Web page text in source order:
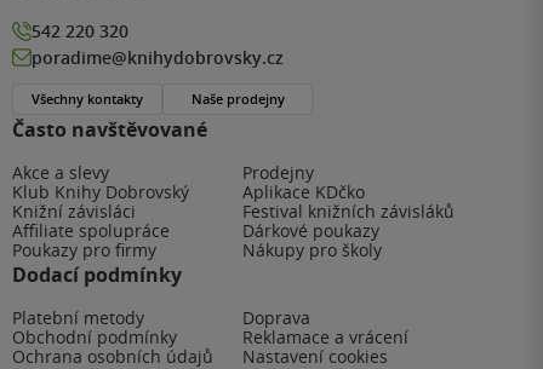
Často navštěvované
Akce a slevy
Prodejny
Klub Knihy Dobrovský
Aplikace KDčko
Knižní závisláci
Festival knižních závisláků
Affiliate spolupráce
Dárkové poukazy
Poukazy pro firmy
Nákupy pro školy
Dodací podmínky
Platební metody
Doprava
Obchodní podmínky
Reklamace a vrácení
Ochrana osobních údajů
Nastavení cookies
542 220 320
poradime@knihydobrovsky.cz
Všechny kontakty Naše prodejny